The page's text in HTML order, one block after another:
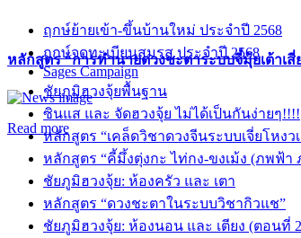
หลักสูตร “การทำนายดวงชะตาระบบจี๋มุ้ยเต้าเสี่
Read more
ฤกษ์ย้ายเข้า-ขึ้นบ้านใหม่ ประจำปี 2568
ฤกษ์จดทะเบียนสมรส ประจำปี 2568
Sages Campaign
ชัยภูมิฮวงจุ้ยพื้นฐาน
ซินแส และ จัดฮวงจุ้ย ไม่ได้เป็นกันง่ายๆ!!!!
หลักสูตร “เคล็ดวิชาดวงจีนระบบเจี่ยโหงว
หลักสูตร “คี้มึ้งตุ่งกะ ไท่กง-ขงเม้ง (ภพฟ้า
ชัยภูมิฮวงจุ้ย: ห้องครัว และ เตา
หลักสูตร “ดวงชะตาในระบบวิชากิวแช”
ชัยภูมิฮวงจุ้ย: ห้องนอน และ เตียง (ตอนที่